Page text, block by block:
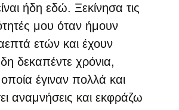
ήδη εδώ. Ξεκίνησα τις
μου όταν ήμουν
ετών και έχουν
δεκαπέντε χρόνια,
έγιναν πολλά και
αναμνήσεις και εκφράζω